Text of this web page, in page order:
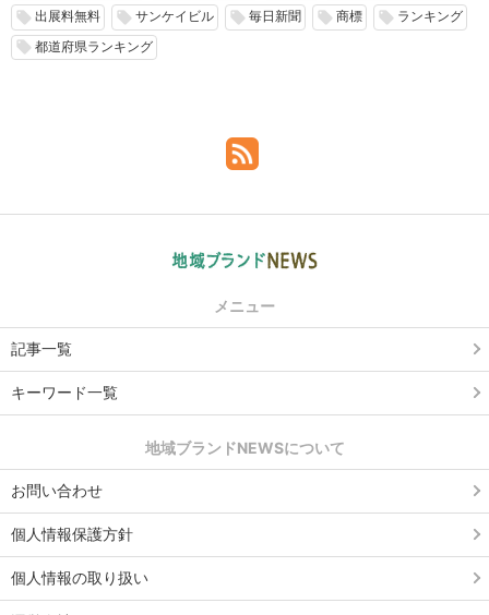
local_offer 出展料無料 local_offer サンケイビル local_offer 毎日新聞 local_offer 商標 local_offer ランキング
local_offer 都道府県ランキング
メニュー
記事一覧
キーワード一覧
地域ブランドNEWSについて
お問い合わせ
個人情報保護方針
個人情報の取り扱い